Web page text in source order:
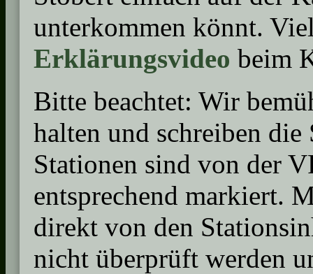
unterkommen könnt.
Erklärungsvideo beim
Bitte beachtet: Wir
halten und schreiben
Stationen sind von der
entsprechend markiert.
direkt von den
nicht überprüft werden